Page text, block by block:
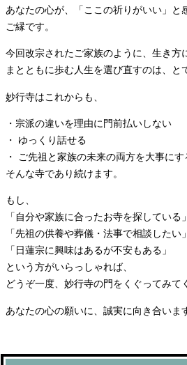
あなたの心が、「ここの祈りがいい」と
ご縁です。
今回改宗されたご家族のように、生き方
まとともに歩む人生を選び直すのは、と
妙行寺はこれからも、
・宗派の違いを理由に門前払いしない
・ ゆっくり話せる
・ ご先祖と家族の未来の両方を大事にす
そんな寺であり続けます。
もし、
「自分や家族に合ったお寺を探している」
「先祖の供養や葬儀・法事で相談したい」
「日蓮宗に興味はあるが不安もある」
という方がいらっしゃれば、
どうぞ一度、妙行寺の門をくぐってみて
あなたの心の願いに、誠実に向き合いま